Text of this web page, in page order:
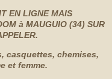
EN LIGNE MAIS
à MAUGUIO (34) SUR
casquettes, chemises,
et femme.